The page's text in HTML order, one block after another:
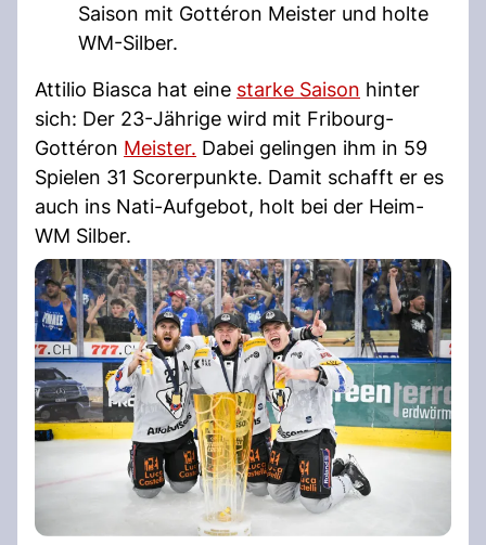
Saison mit Gottéron Meister und holte
WM-Silber.
Attilio Biasca hat eine starke Saison hinter
sich: Der 23-Jährige wird mit Fribourg-
Gottéron Meister. Dabei gelingen ihm in 59
Spielen 31 Scorerpunkte. Damit schafft er es
auch ins Nati-Aufgebot, holt bei der Heim-
WM Silber.